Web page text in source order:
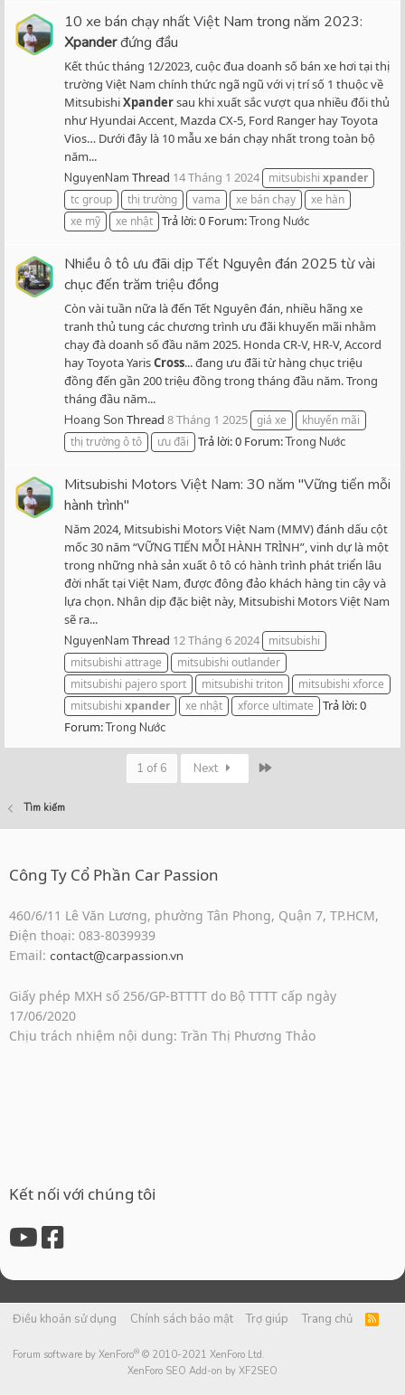
10 xe bán chạy nhất Việt Nam trong năm 2023:
Xpanderđứng đầu
Kết thúc tháng 12/2023, cuộc đua doanh số bán xe hơi tại thị
trường Việt Nam chính thức ngã ngũ với vị trí số 1 thuộc về
MitsubishiXpandersau khi xuất sắc vượt qua nhiều đối thủ
như Hyundai Accent, Mazda CX-5, Ford Ranger hay Toyota
Vios… Dưới đây là 10 mẫu xe bán chạy nhất trong toàn bộ
năm...
NguyenNam Thread 14 Tháng 1 2024 mitsubishi xpander
tc group
thị trường vama xe bán chạy
xe hàn
xe mỹ
xe nhật Trả lời: 0 Forum:Trong Nước
Nhiều ô tô ưu đãi dịp Tết Nguyên đán 2025 từ vài
chục đến trăm triệu đồng
Còn vài tuần nữa là đến Tết Nguyên đán, nhiều hãng xe
tranh thủ tung các chương trình ưu đãi khuyến mãi nhằm
chạy đà doanh số đầu năm 2025. Honda CR-V, HR-V, Accord
hay Toyota YarisCross... đang ưu đãi từ hàng chục triệu
đồng đến gần 200 triệu đồng trong tháng đầu năm. Trong
tháng đầu năm...
Hoang Son Thread 8 Tháng 1 2025 giá xe
khuyến mãi
thị trường ô tô
ưu đãi Trả lời: 0 Forum:Trong Nước
Mitsubishi Motors Việt Nam: 30 năm "Vững tiến mỗi
hành trình"
Năm 2024, Mitsubishi Motors Việt Nam (MMV) đánh dấu cột
mốc 30 năm “VỮNG TIẾN MỖI HÀNH TRÌNH”, vinh dự là một
trong những nhà sản xuất ô tô có hành trình phát triển lâu
đời nhất tại Việt Nam, được đông đảo khách hàng tin cậy và
lựa chọn. Nhân dịp đặc biệt này, Mitsubishi Motors Việt Nam
sẽ ra...
NguyenNam Thread 12 Tháng 6 2024
mitsubishi
mitsubishi attrage
mitsubishi outlander
mitsubishi pajero sport
mitsubishi triton
mitsubishi xforce
mitsubishi xpander xe nhật xforce ultimate
Trả lời: 0
Forum:Trong Nước
1 of 6 Next
Tìm kiếm
Công Ty Cổ Phần Car Passion
460/6/11 Lê Văn Lương, phường Tân Phong, Quận 7, TP.HCM,
Điện thoại: 083-8039939
Email: contact@carpassion.vn
Giấy phép MXH số 256/GP-BTTTT do Bộ TTTT cấp ngày
17/06/2020
Chịu trách nhiệm nội dung: Trần Thị Phương Thảo
Kết nối với chúng tôi
Điều khoản sử dụng Chính sách bảo mật Trợ giúp Trang chủ
R
S
Forum software by XenForo® © 2010-2021 XenForo Ltd.
XenForo SEO Add-on by XF2SEO